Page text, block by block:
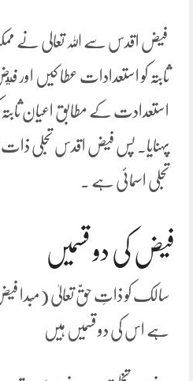
فیض اقدس سے اللہ تعالی نے
ثابتہ کو استعدادات عطا کیں
استعدادت کے مطابق اعیان ثابتہ
پہنایا۔ پس فیض اقدس تجلی
تجلی اسمائی ہے ۔
فیض کی دو قسمیں
سالک کو ذاتِ حقّ تعالیٰ (مَبدا
ہے اس کی دو قسمیں ہیں